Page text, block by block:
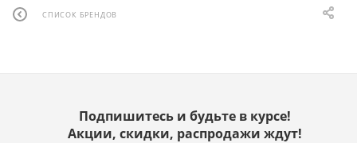
СПИСОК БРЕНДОВ
Подпишитесь и будьте в курсе!
Акции, скидки, распродажи ждут!